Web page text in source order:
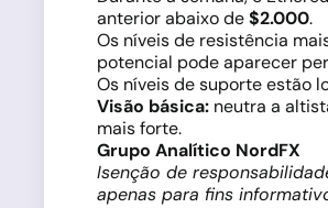
anterior abaixo de$2.000.
Os níveis de resistência
potencial pode aparecer
Os níveis de suporte estão
Visão básica: neutra a
mais forte.
Grupo Analítico NordFX
Isenção de
apenas para fins